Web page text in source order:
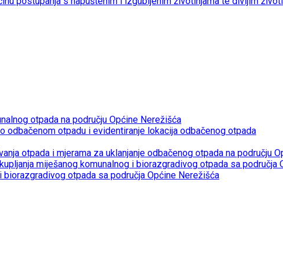
otpada na području Općine Nerežišća
otpadu i evidentiranje lokacija odbačenog otpada
otpada i mjerama za uklanjanje odbačenog otpada na području
miješanog komunalnog i biorazgradivog otpada sa područja
otpada sa područja Općine Nerežišća